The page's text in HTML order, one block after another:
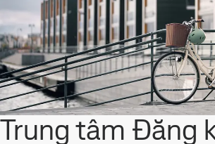
Trung tâm Đăng